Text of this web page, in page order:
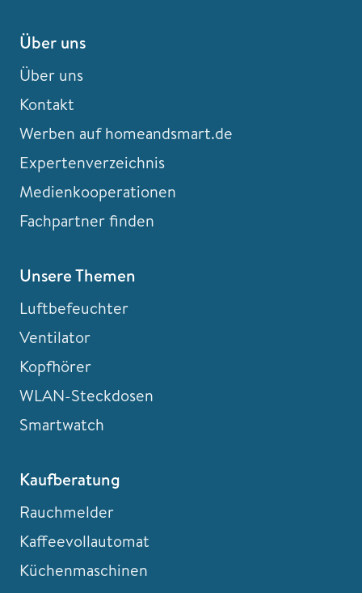
Über uns
Über uns
Kontakt
Werben auf homeandsmart.de
Expertenverzeichnis
Medienkooperationen
Fachpartner finden
Unsere Themen
Luftbefeuchter
Ventilator
Kopfhörer
WLAN-Steckdosen
Smartwatch
Kaufberatung
Rauchmelder
Kaffeevollautomat
Küchenmaschinen